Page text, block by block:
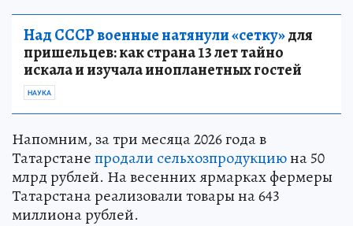
Над СССР военные натянули «сетку»для
пришельцев: как страна 13 лет тайно
искала и изучала инопланетных гостей
НАУКА
Напомним, за три месяца 2026 года в
Татарстанепродали сельхозпродукциюна 50
млрд рублей. На весенних ярмарках фермеры
Татарстана реализовали товары на 643
миллиона рублей.